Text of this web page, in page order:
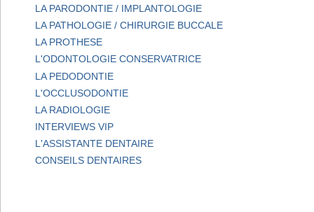
LA PARODONTIE / IMPLANTOLOGIE
LA PATHOLOGIE / CHIRURGIE BUCCALE
LA PROTHESE
L'ODONTOLOGIE CONSERVATRICE
LA PEDODONTIE
L'OCCLUSODONTIE
LA RADIOLOGIE
INTERVIEWS VIP
L'ASSISTANTE DENTAIRE
CONSEILS DENTAIRES